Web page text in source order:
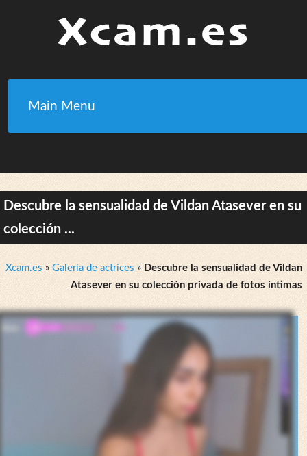
Main Menu
Descubre la sensualidad de Vildan Atasever en su
colección ...
Xcam.es » Galería de actrices » Descubre la sensualidad de Vildan
Atasever en su colección privada de fotos íntimas